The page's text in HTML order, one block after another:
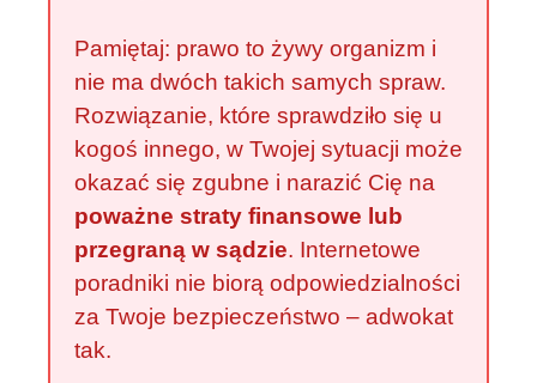
Pamiętaj: prawo to żywy organizm i
nie ma dwóch takich samych spraw.
Rozwiązanie, które sprawdziło się u
kogoś innego, w Twojej sytuacji może
okazać się zgubne i narazić Cię na
poważne straty finansowe lub
przegraną w sądzie. Internetowe
poradniki nie biorą odpowiedzialności
za Twoje bezpieczeństwo – adwokat
tak.